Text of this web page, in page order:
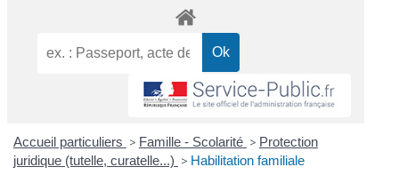
Accueil particuliers > Famille - Scolarité > Protection
juridique (tutelle, curatelle...) > Habilitation familiale